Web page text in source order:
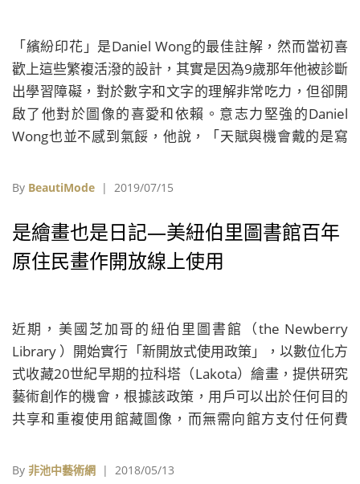
「繽紛印花」是Daniel Wong的最佳註解，然而當初喜
歡上這些繁複活潑的設計，其實是因為9歲那年他被診斷
出學習障礙，對於數字和文字的理解非常吃力，但卻開
啟了他對於圖像的喜愛和依賴。意志力堅強的Daniel
Wong也並不感到氣餒，他說，「天賦與機會戴的是寫
裝，再以高昂的鬥志奮力激發所有的能量，我們一定可
By BeautiMode | 2019/07/15
是繪畫也是日記—美紐伯里圖書館百年
原住民畫作開放線上使用
近期，美國芝加哥的紐伯里圖書館（the Newberry
Library ）開始實行「新開放式使用政策」，以數位化方
式收藏20世紀早期的拉科塔（Lakota）繪畫，提供研究
藝術創作的機會，根據該政策，用戶可以出於任何目的
共享和重複使用館藏圖像，而無需向館方支付任何費
By 非池中藝術網 | 2018/05/13